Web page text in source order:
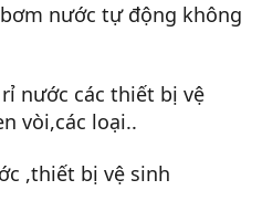
nước tự động không
nước các thiết bị vệ
vòi,các loại..
,thiết bị vệ sinh